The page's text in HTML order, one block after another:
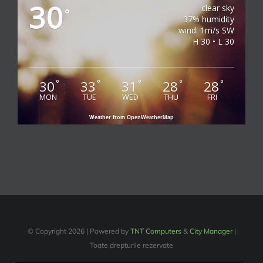
30°
clear sky
37% humidity
wind: 1m/s SW
H 30 • L 30
30°
MON
33°
TUE
31°
WED
28°
THU
28°
FRI
Weather from OpenWeatherMap
© Copyright 2026 | Powered by TNT Computers& City Manager|
Toate drepturile rezervate